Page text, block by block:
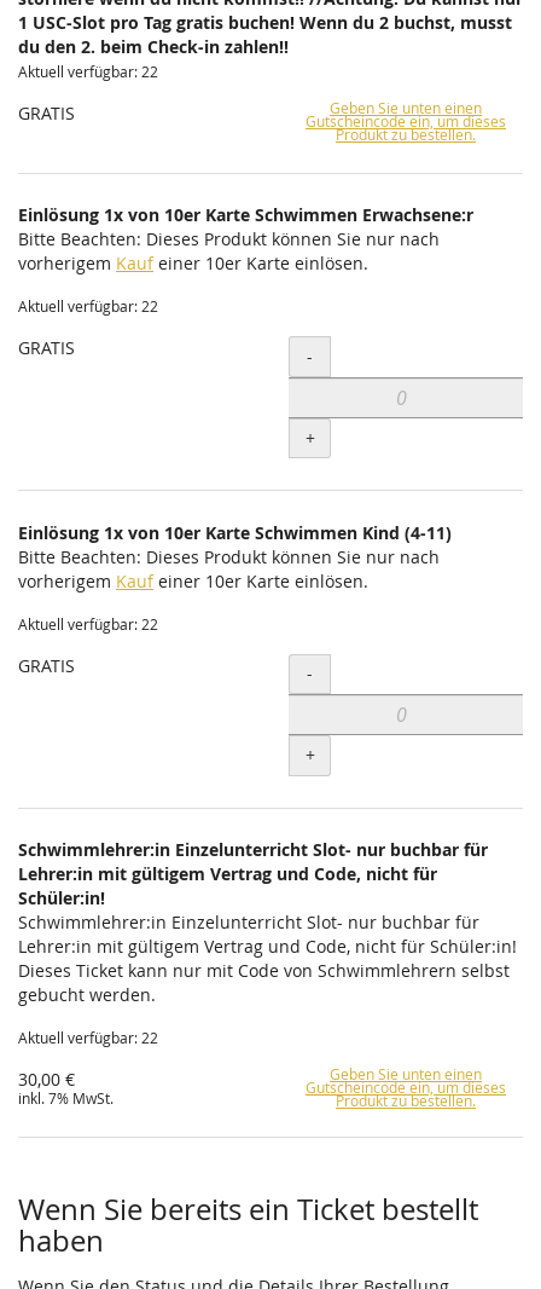
1 USC-Slot pro Tag gratis buchen! Wenn du 2 buchst, musst
du den 2. beim Check-in zahlen!!
Aktuell verfügbar: 22
GRATIS Geben Sie unten einen
Gutscheincode ein, um dieses
Produkt zu bestellen.
Einlösung 1x von 10er Karte Schwimmen Erwachsene:r
Bitte Beachten: Dieses Produkt können Sie nur nach
vorherigem Kaufeiner 10er Karte einlösen.
Aktuell verfügbar: 22
GRATIS Menge
-
+
Einlösung 1x von 10er Karte Schwimmen Kind (4-11)
Bitte Beachten: Dieses Produkt können Sie nur nach
vorherigem Kaufeiner 10er Karte einlösen.
Aktuell verfügbar: 22
GRATIS Menge
-
+
Schwimmlehrer:in Einzelunterricht Slot- nur buchbar für
Lehrer:in mit gültigem Vertrag und Code, nicht für
Schüler:in!
Schwimmlehrer:in Einzelunterricht Slot- nur buchbar für
Lehrer:in mit gültigem Vertrag und Code, nicht für Schüler:in!
Dieses Ticket kann nur mit Code von Schwimmlehrern selbst
gebucht werden.
Aktuell verfügbar: 22
30,00 €
inkl. 7% MwSt.
Geben Sie unten einen
Gutscheincode ein, um dieses
Produkt zu bestellen.
Wenn Sie bereits ein Ticket bestellt
haben